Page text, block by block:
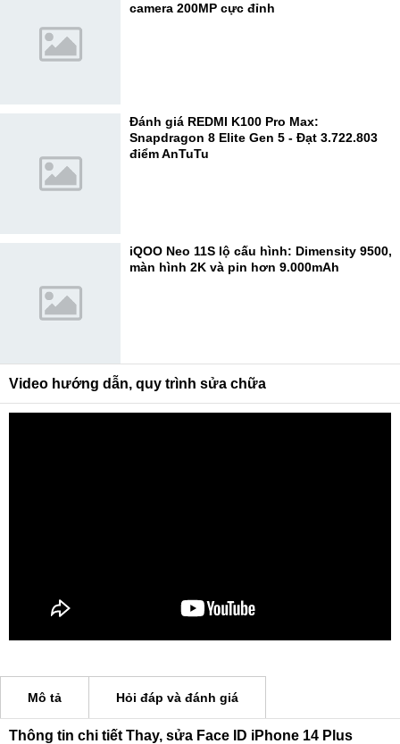
camera 200MP cực đỉnh
Đánh giá REDMI K100 Pro Max:
Snapdragon 8 Elite Gen 5 - Đạt 3.722.803
điểm AnTuTu
iQOO Neo 11S lộ cấu hình: Dimensity 9500,
màn hình 2K và pin hơn 9.000mAh
Video hướng dẫn, quy trình sửa chữa
Mô tả Hỏi đáp và đánh giá
Thông tin chi tiết Thay, sửa Face ID iPhone 14 Plus